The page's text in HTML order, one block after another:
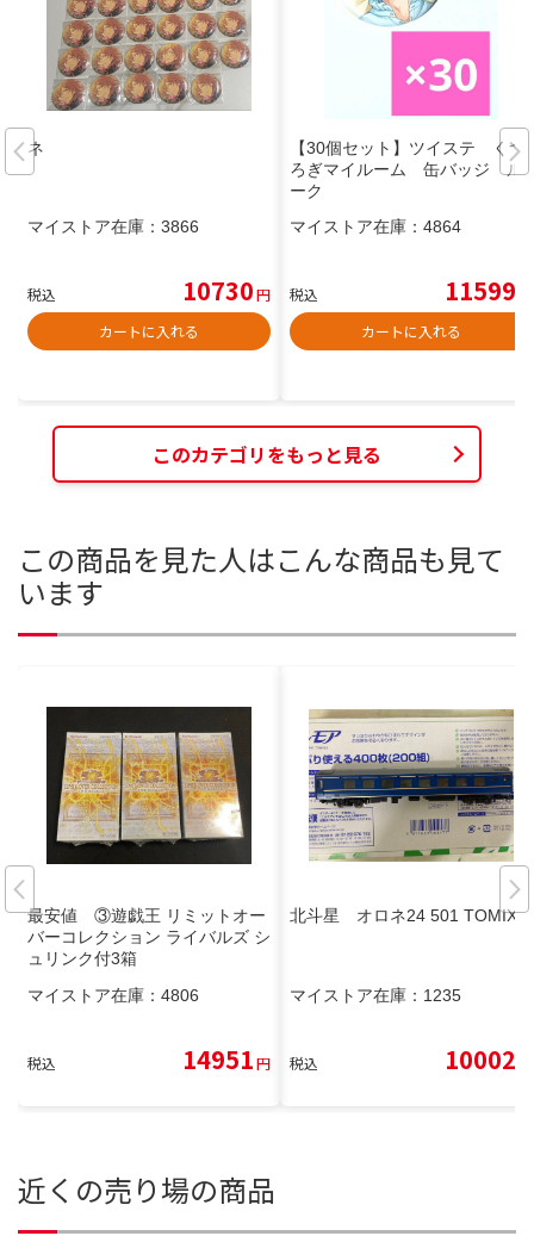
ネ
マイストア在庫： 3866
税込 10730円
カートに入れる
【30個セット】ツイステ くつ
ろぎマイルーム 缶バッジ ル
ーク
マイストア在庫： 4864
税込 11599
カートに入れる
このカテゴリをもっと見る
この商品を見た人はこんな商品も見て
います
最安値 ③遊戯王 リミットオー
バーコレクション ライバルズ シ
ュリンク付3箱
マイストア在庫： 4806
税込 14951円
北斗星 オロネ24 501 TOMIX
マイストア在庫： 1235
税込 10002
近くの売り場の商品